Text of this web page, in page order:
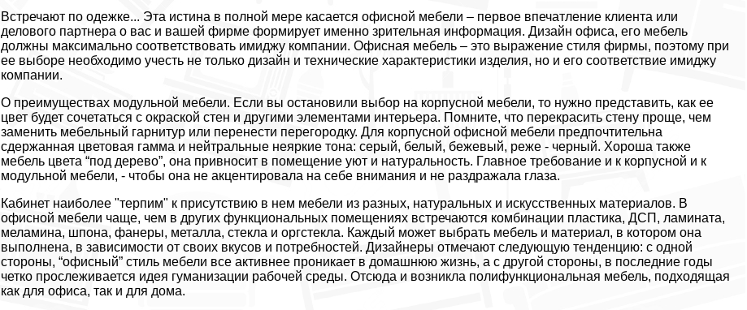
Встречают по одежке... Эта истина в полной мере касается офисной мебели – первое впечатление клиента или
делового партнера о вас и вашей фирме формирует именно зрительная информация. Дизайн офиса, его мебель
должны максимально соответствовать имиджу компании. Офисная мебель – это выражение стиля фирмы, поэтому при
ее выборе необходимо учесть не только дизайн и технические характеристики изделия, но и его соответствие имиджу
компании.
О преимуществах модульной мебели. Если вы остановили выбор на корпусной мебели, то нужно представить, как ее
цвет будет сочетаться с окраской стен и другими элементами интерьера. Помните, что перекрасить стену проще, чем
заменить мебельный гарнитур или перенести перегородку. Для корпусной офисной мебели предпочтительна
сдержанная цветовая гамма и нейтральные неяркие тона: серый, белый, бежевый, реже - черный. Хороша также
мебель цвета “под дерево”, она привносит в помещение уют и натуральность. Главное требование и к корпусной и к
модульной мебели, - чтобы она не акцентировала на себе внимания и не раздражала глаза.
Кабинет наиболее "терпим" к присутствию в нем мебели из разных, натуральных и искусственных материалов. В
офисной мебели чаще, чем в других функциональных помещениях встречаются комбинации пластика, ДСП, ламината,
меламина, шпона, фанеры, металла, стекла и оргстекла. Каждый может выбрать мебель и материал, в котором она
выполнена, в зависимости от своих вкусов и потребностей. Дизайнеры отмечают следующую тенденцию: с одной
стороны, “офисный” стиль мебели все активнее проникает в домашнюю жизнь, а с другой стороны, в последние годы
четко прослеживается идея гуманизации рабочей среды. Отсюда и возникла полифункциональная мебель, подходящая
как для офиса, так и для дома.